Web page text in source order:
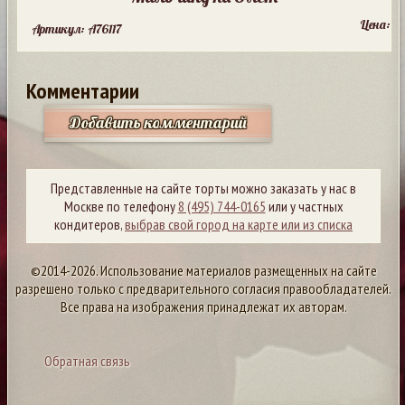
Артикул: A76117 Цена:
Комментарии
Добавить комментарий
Представленные на сайте торты можно заказать у нас в
Москве по телефону8 (495) 744-0165 или у частных
кондитеров,выбрав свой город на карте или из списка
©2014-2026. Использование материалов размещенных на сайте
разрешено только с предварительного согласия правообладателей.
Все права на изображения принадлежат их авторам.
Обратная связь